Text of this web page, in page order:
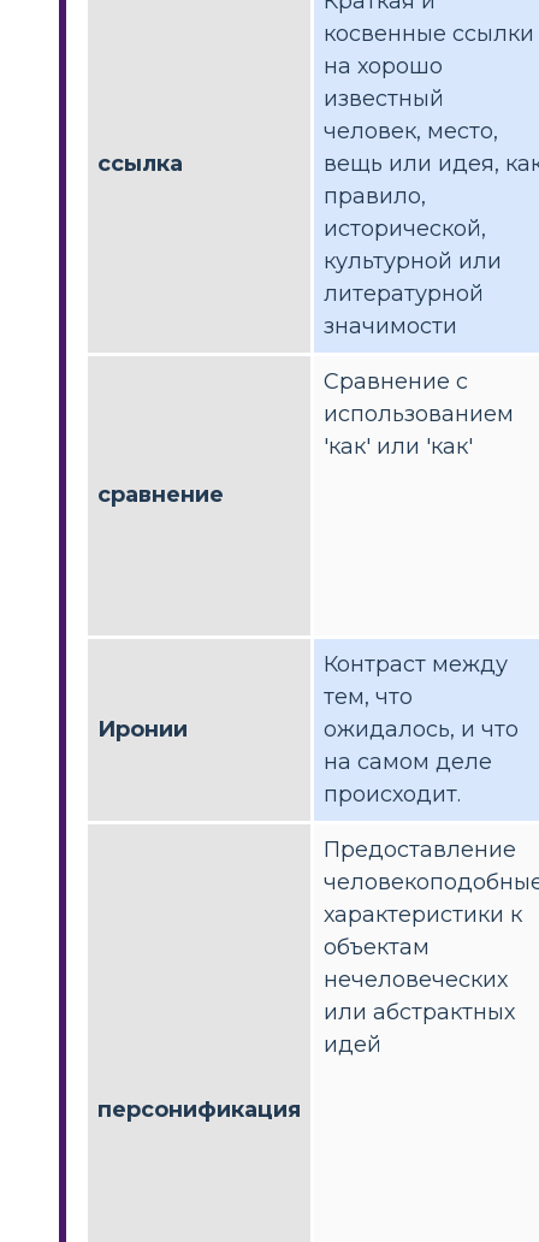
ссылка
косвенные ссылки
на хорошо
известный
человек, место,
вещь или идея,
правило,
исторической,
культурной или
литературной
значимости
сравнение
Сравнение с
использованием
'как' или 'как'
Иронии
Контраст между
тем, что
ожидалось, и что
на самом деле
происходит.
персонификация
Предоставление
характеристики к
объектам
нечеловеческих
или абстрактных
идей